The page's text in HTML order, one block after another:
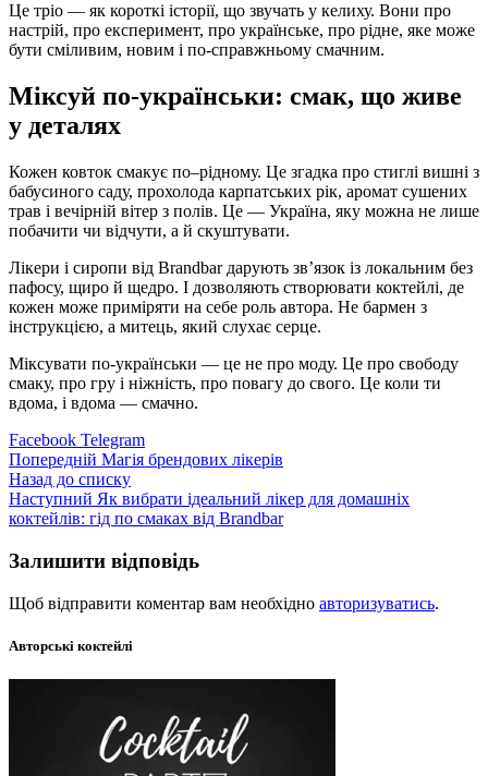
Це тріо — як короткі історії, що звучать у келиху. Вони про
настрій, про експеримент, про українське, про рідне, яке може
бути сміливим, новим і по-справжньому смачним.
Міксуй по-українськи: смак, що живе
у деталях
Кожен ковток смакує по–рідному. Це згадка про стиглі вишні з
бабусиного саду, прохолода карпатських рік, аромат сушених
трав і вечірній вітер з полів. Це — Україна, яку можна не лише
побачити чи відчути, а й скуштувати.
Лікери і сиропи від Brandbar дарують зв’язок із локальним без
пафосу, щиро й щедро. І дозволяють створювати коктейлі, де
кожен може приміряти на себе роль автора. Не бармен з
інструкцією, а митець, який слухає серце.
Міксувати по-українськи — це не про моду. Це про свободу
смаку, про гру і ніжність, про повагу до свого. Це коли ти
вдома, і вдома — смачно.
Facebook Telegram
Попередній Магія брендових лікерів
Назад до списку
Наступний Як вибрати ідеальний лікер для домашніх
коктейлів: гід по смаках від Brandbar
Залишити відповідь
Щоб відправити коментар вам необхідно авторизуватись.
Авторські коктейлі